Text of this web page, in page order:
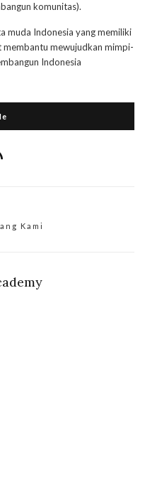
komunitas).
muda Indonesia yang memiliki
mewujudkan mimpi-
Indonesia
Kami